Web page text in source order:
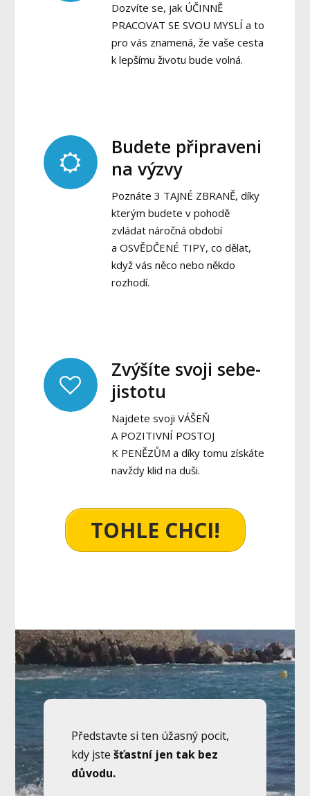
Dozvíte se, jak ÚČINNĚ
PRACOVAT SE SVOU MYSLÍ a to
pro vás znamená, že vaše cesta
k lepšímu životu bude volná.
Budete připraveni
na výzvy
Poznáte 3 TAJNÉ ZBRANĚ, díky
kterým budete v pohodě
zvládat náročná období
a OSVĚDČENÉ TIPY, co dělat,
když vás něco nebo někdo
rozhodí.
Zvýšíte svoji sebe-
jistotu
Najdete svoji VÁŠEŇ
A POZITIVNÍ POSTOJ
K PENĚZŮM a díky tomu získáte
navždy klid na duši.
TOHLE CHCI!
Představte si ten úžasný pocit,
kdy jste šťastní jen tak bez
důvodu.